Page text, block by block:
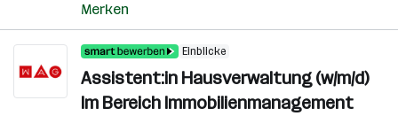
Merken
Einblicke
Assistent:in Hausverwaltung (w/m/d)
Im Bereich Immobilienmanagement